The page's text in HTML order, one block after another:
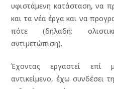
υφιστάμενη κατάσταση, να
και τα νέα έργα και να
πότε (δηλαδή:
αντιμετώπιση).
Έχοντας εργαστεί επί
αντικείμενο, έχω συνδέσει